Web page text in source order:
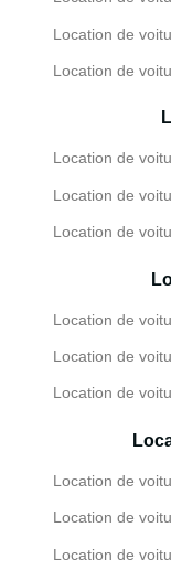
Location de
Location de
Location de
Location de
Location de
Location de
Location de
Location de
Location de
Location de
Location de